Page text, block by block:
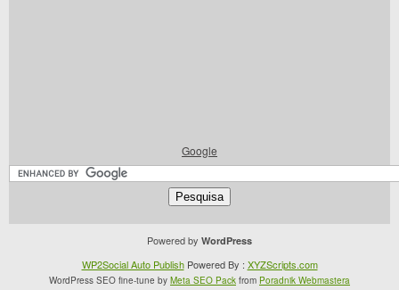
Google
Powered by WordPress
WP2Social Auto PublishPowered By : XYZScripts.com
WordPress SEO fine-tune by Meta SEO Pack from Poradnik Webmastera